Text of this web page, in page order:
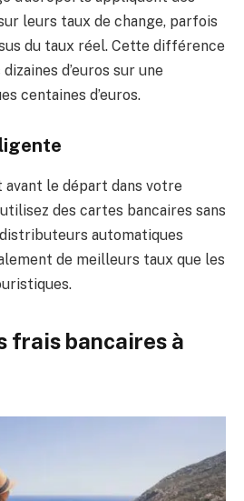
leurs taux de change, parfois
du taux réel. Cette différence
d’euros sur une
centaines d’euros.
le départ dans votre
des cartes bancaires sans
automatiques
de meilleurs taux que les
frais bancaires à